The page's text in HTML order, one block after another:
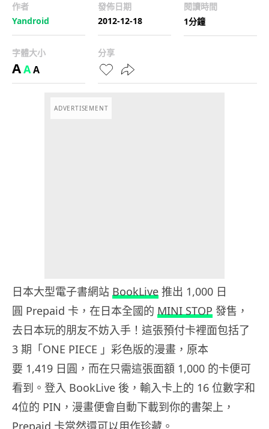
作者
Yandroid
發佈日期
2012-12-18
閱讀時間
1分鐘
字體大小
AAA
分享
ADVERTISEMENT
日本大型電子書網站 BookLive 推出 1,000 日
圓 Prepaid 卡，在日本全國的 MINI STOP 發售，
去日本玩的朋友不妨入手！這張預付卡裡面包括了
3 期「ONE PIECE 」彩色版的漫畫，原本
要 1,419 日圓，而在只需這張面額 1,000 的卡便可
看到。登入 BookLive 後，輸入卡上的 16 位數字和
4位的 PIN，漫畫便會自動下載到你的書架上，